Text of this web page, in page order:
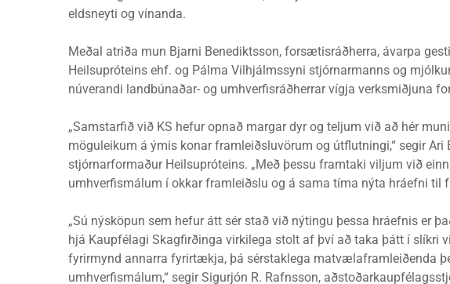
eldsneyti og vínanda.
Meðal atriða mun Bjarni Benediktsson, forsætisráðherra, ávarpa
Heilsupróteins ehf. og Pálma Vilhjálmssyni stjórnarmanns og
núverandi landbúnaðar- og umhverfisráðherrar vígja verksmiðjuna
„Samstarfið við KS hefur opnað margar dyr og teljum við að hér
möguleikum á ýmis konar framleiðsluvörum og útflutningi,“ segir
stjórnarformaður Heilsupróteins. „Með þessu framtaki viljum við
umhverfismálum í okkar framleiðslu og á sama tíma nýta hráefni til
„Sú nýsköpun sem hefur átt sér stað við nýtingu þessa hráefnis er
hjá Kaupfélagi Skagfirðinga virkilega stolt af því að taka þátt í slíkri
fyrirmynd annarra fyrirtækja, þá sérstaklega matvælaframleiðenda
umhverfismálum,“ segir Sigurjón R. Rafnsson,